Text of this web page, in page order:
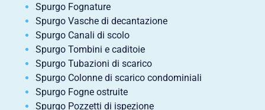
Spurgo Fognature
Spurgo Vasche di decantazione
Spurgo Canali di scolo
Spurgo Tombini e caditoie
Spurgo Tubazioni di scarico
Spurgo Colonne di scarico condominiali
Spurgo Fogne ostruite
Spurgo Pozzetti di ispezione